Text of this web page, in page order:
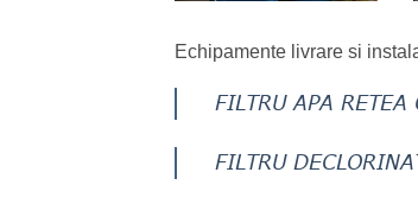
Echipamente livrare si
FILTRU APA
FILTRU